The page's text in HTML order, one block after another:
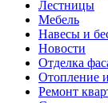
Лестницы
Мебель
Навесы и
Новости
Отделка
Отопление
Ремонт